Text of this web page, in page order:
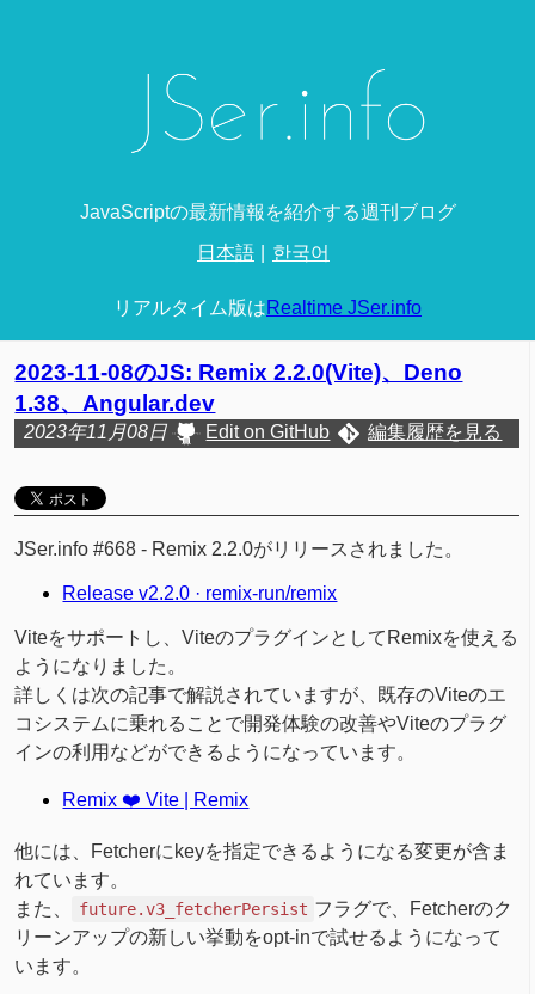
JavaScriptの最新情報を紹介する週刊ブログ
日本語 한국어
リアルタイム版はRealtime JSer.info
2023-11-08のJS: Remix 2.2.0(Vite)、Deno
1.38、Angular.dev
2023年11月08日 Edit on GitHub 編集履歴を見る
JSer.info #668 - Remix 2.2.0がリリースされました。
Release v2.2.0 · remix-run/remix
Viteをサポートし、ViteのプラグインとしてRemixを使える
ようになりました。
詳しくは次の記事で解説されていますが、既存のViteのエ
コシステムに乗れることで開発体験の改善やViteのプラグ
インの利用などができるようになっています。
Remix ❤️ Vite | Remix
他には、Fetcherにkeyを指定できるようになる変更が含ま
れています。
また、
future.v3_fetcherPersist フラグで、Fetcherのク
リーンアップの新しい挙動をopt-inで試せるようになって
います。